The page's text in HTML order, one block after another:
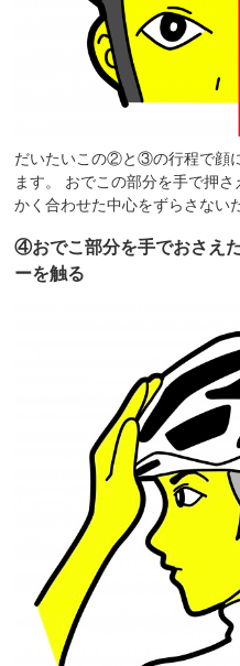
だいたいこの②と③の行程で顔
ます。 おでこの部分を手で押
かく合わせた中心をずらさない
④おでこ部分を手でおさえ
ーを触る